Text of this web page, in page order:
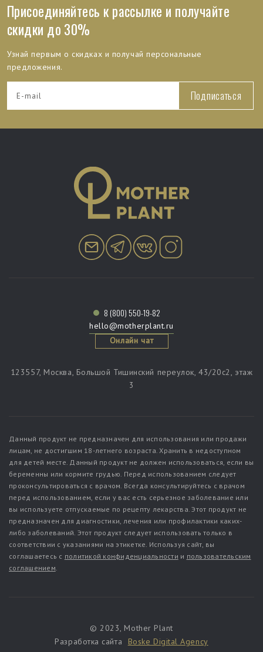
Присоединяйтесь к рассылке и получайте
скидки до 30%
Узнай первым о скидках и получай персональные
предложения.
Подписаться
8 (800) 550-19-82
hello@motherplant.ru
Онлайн чат
123557, Москва, Большой Тишинский переулок, 43/20c2, этаж
3
Данный продукт не предназначен для использования или продажи
лицам, не достигшим 18-летнего возраста. Хранить в недоступном
для детей месте. Данный продукт не должен использоваться, если вы
беременны или кормите грудью. Перед использованием следует
проконсультироваться с врачом. Всегда консультируйтесь с врачом
перед использованием, если у вас есть серьезное заболевание или
вы используете отпускаемые по рецепту лекарства. Этот продукт не
предназначен для диагностики, лечения или профилактики каких-
либо заболеваний. Этот продукт следует использовать только в
соответствии с указаниями на этикетке. Используя сайт, вы
соглашаетесь с политикой конфиденциальности и пользовательским
соглашением.
© 2023, Mother Plant
Разработка сайта
Boske Digital Agency